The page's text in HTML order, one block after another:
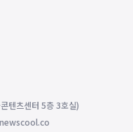
텐츠센터 5층 3호실)